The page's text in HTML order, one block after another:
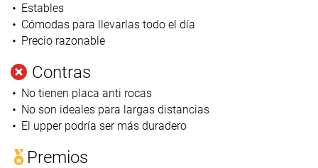
Estables
Cómodas para llevarlas todo el día
Precio razonable
Contras
No tienen placa anti rocas
No son ideales para largas distancias
El upper podría ser más duradero
Premios